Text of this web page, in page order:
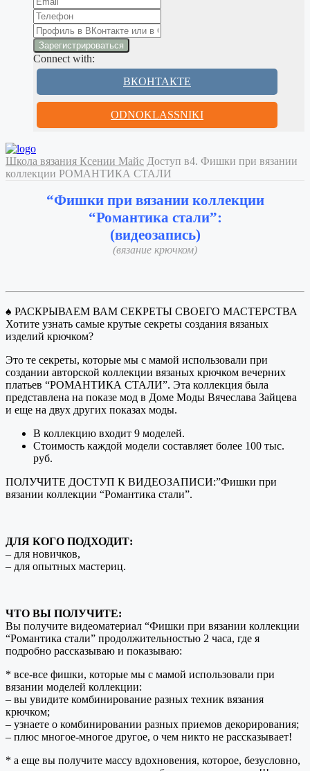
Connect with:
ВКОНТАКТЕ
ODNOKLASSNIKI
Школа вязания Ксении Майс Доступ в4. Фишки при вязании
коллекции РОМАНТИКА СТАЛИ
“Фишки при вязании коллекции
“Романтика стали”:
(видеозапись)
(вязание крючком)
♠ РАСКРЫВАЕМ ВАМ СЕКРЕТЫ СВОЕГО МАСТЕРСТВА
Хотите узнать самые крутые секреты создания вязаных
изделий крючком?
Это те секреты, которые мы с мамой использовали при
создании авторской коллекции вязаных крючком вечерних
платьев “РОМАНТИКА СТАЛИ”. Эта коллекция была
представлена на показе мод в Доме Моды Вячеслава Зайцева
и еще на двух других показах моды.
В коллекцию входит 9 моделей.
Стоимость каждой модели составляет более 100 тыс.
руб.
ПОЛУЧИТЕ ДОСТУП К ВИДЕОЗАПИСИ:”Фишки при
вязании коллекции “Романтика стали”.
ДЛЯ КОГО ПОДХОДИТ:
– для новичков,
– для опытных мастериц.
ЧТО ВЫ ПОЛУЧИТЕ:
Вы получите видеоматериал “Фишки при вязании коллекции
“Романтика стали” продолжительностью 2 часа, где я
подробно рассказываю и показываю:
* все-все фишки, которые мы с мамой использовали при
вязании моделей коллекции:
– вы увидите комбинирование разных техник вязания
крючком;
– узнаете о комбинировании разных приемов декорирования;
– плюс многое-многое другое, о чем никто не рассказывает!
* а еще вы получите массу вдохновения, которое, безусловно,